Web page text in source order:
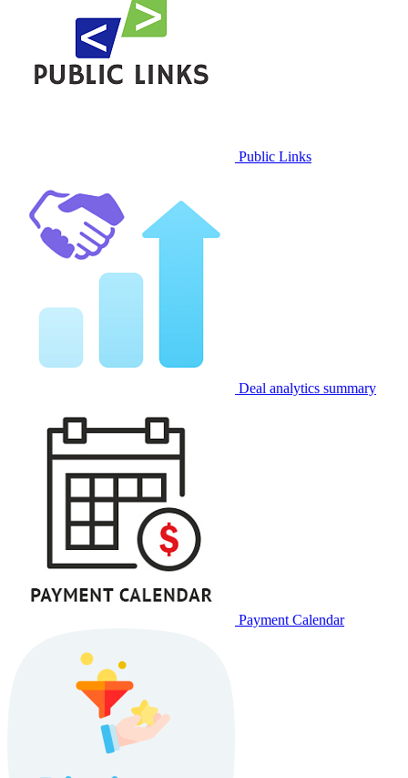
Public Links
Deal analytics summary
Payment Calendar